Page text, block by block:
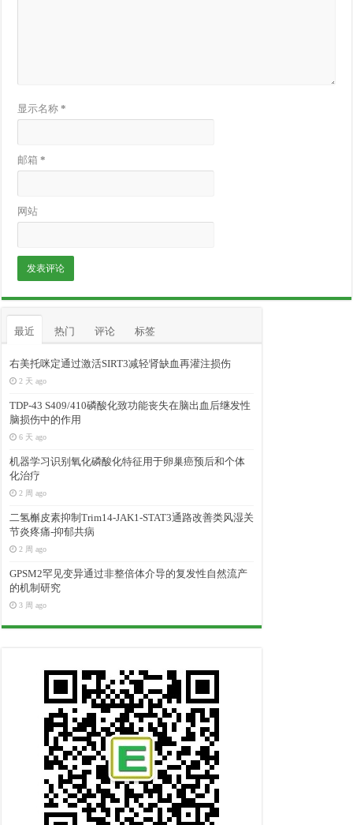
显示名称*
邮箱*
网站
最近 热门 评论 标签
右美托咪定通过激活SIRT3减轻肾缺血再灌注损伤
2 天 ago
TDP-43 S409/410磷酸化致功能丧失在脑出血后继发性
脑损伤中的作用
6 天 ago
机器学习识别氧化磷酸化特征用于卵巢癌预后和个体
化治疗
2 周 ago
二氢槲皮素抑制Trim14-JAK1-STAT3通路改善类风湿关
节炎疼痛-抑郁共病
2 周 ago
GPSM2罕见变异通过非整倍体介导的复发性自然流产
的机制研究
3 周 ago